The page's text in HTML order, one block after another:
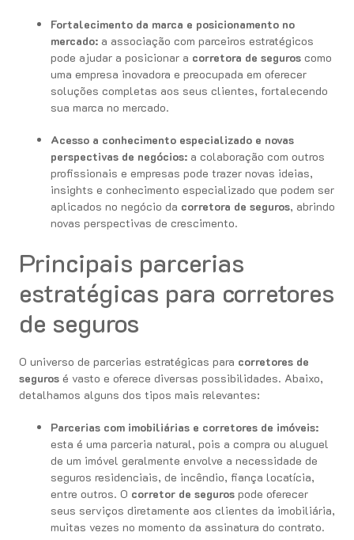
Fortalecimento da marca e posicionamento no
mercado: a associação com parceiros estratégicos
pode ajudar a posicionar a corretora de seguros como
uma empresa inovadora e preocupada em oferecer
soluções completas aos seus clientes, fortalecendo
sua marca no mercado.
Acesso a conhecimento especializado e novas
perspectivas de negócios: a colaboração com outros
profissionais e empresas pode trazer novas ideias,
insights e conhecimento especializado que podem ser
aplicados no negócio da corretora de seguros, abrindo
novas perspectivas de crescimento.
Principais parcerias
estratégicas para corretores
de seguros
O universo de parcerias estratégicas para corretores de
seguros é vasto e oferece diversas possibilidades. Abaixo,
detalhamos alguns dos tipos mais relevantes:
Parcerias com imobiliárias e corretores de imóveis:
esta é uma parceria natural, pois a compra ou aluguel
de um imóvel geralmente envolve a necessidade de
seguros residenciais, de incêndio, fiança locatícia,
entre outros. O corretor de seguros pode oferecer
seus serviços diretamente aos clientes da imobiliária,
muitas vezes no momento da assinatura do contrato.